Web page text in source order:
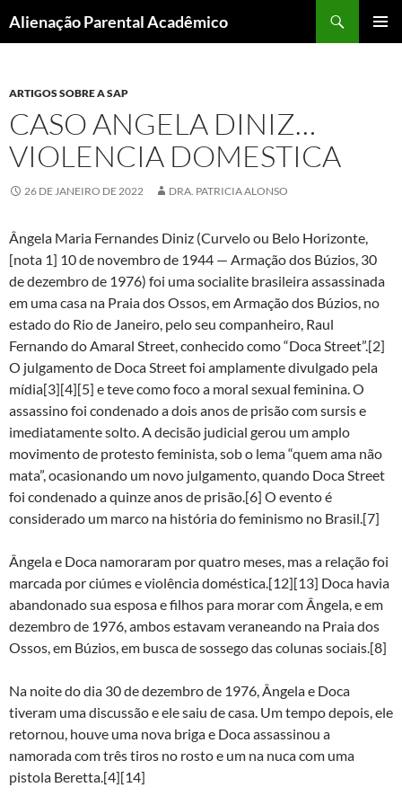
para
Alienação Parental Acadêmico
ARTIGOS SOBRE A SAP
CASO ANGELA DINIZ…
VIOLENCIA DOMESTICA
26 DE JANEIRO DE 2022 DRA. PATRICIA ALONSO
Ângela Maria Fernandes Diniz (Curvelo ou Belo Horizonte,
[nota 1] 10 de novembro de 1944 — Armação dos Búzios, 30
de dezembro de 1976) foi uma socialite brasileira assassinada
em uma casa na Praia dos Ossos, em Armação dos Búzios, no
estado do Rio de Janeiro, pelo seu companheiro, Raul
Fernando do Amaral Street, conhecido como “Doca Street”.[2]
O julgamento de Doca Street foi amplamente divulgado pela
mídia[3][4][5] e teve como foco a moral sexual feminina. O
assassino foi condenado a dois anos de prisão com sursis e
imediatamente solto. A decisão judicial gerou um amplo
movimento de protesto feminista, sob o lema “quem ama não
mata”, ocasionando um novo julgamento, quando Doca Street
foi condenado a quinze anos de prisão.[6] O evento é
considerado um marco na história do feminismo no Brasil.[7]
Ângela e Doca namoraram por quatro meses, mas a relação foi
marcada por ciúmes e violência doméstica.[12][13] Doca havia
abandonado sua esposa e filhos para morar com Ângela, e em
dezembro de 1976, ambos estavam veraneando na Praia dos
Ossos, em Búzios, em busca de sossego das colunas sociais.[8]
Na noite do dia 30 de dezembro de 1976, Ângela e Doca
tiveram uma discussão e ele saiu de casa. Um tempo depois, ele
retornou, houve uma nova briga e Doca assassinou a
namorada com três tiros no rosto e um na nuca com uma
pistola Beretta.[4][14]